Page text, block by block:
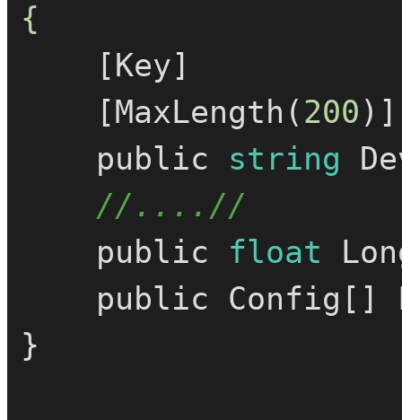
{
    [MaxLength(
200 )]
    public
string
//....//
    public
float
public
}